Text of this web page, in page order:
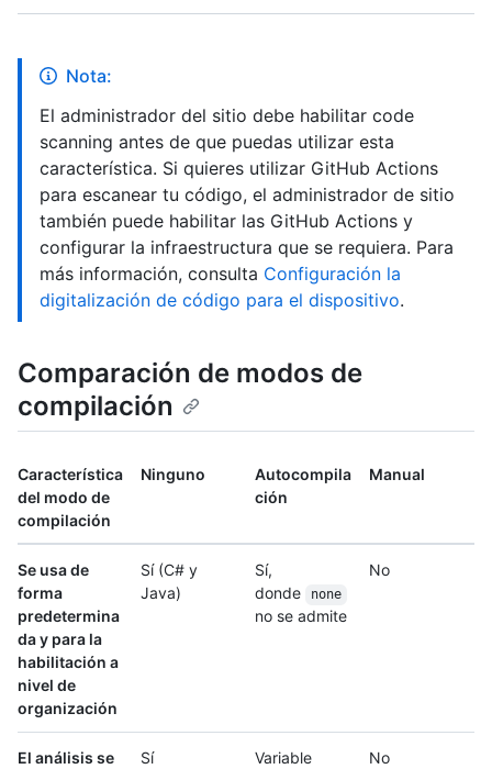
Nota:
El administrador del sitio debe habilitar code
scanning antes de que puedas utilizar esta
característica. Si quieres utilizar GitHub Actions
para escanear tu código, el administrador de sitio
también puede habilitar las GitHub Actions y
configurar la infraestructura que se requiera. Para
más información, consulta Configuración la
digitalización de código para el dispositivo.
Comparación de modos de
compilación
Característica
del modo de
compilación
Ninguno
Autocompila
ción
Manual
Se usa de
forma
predetermina
da y para la
habilitación a
nivel de
organización
Sí (C# y
Java)
Sí,
donde
none
no se admite
No
El análisis se
Sí Variable No